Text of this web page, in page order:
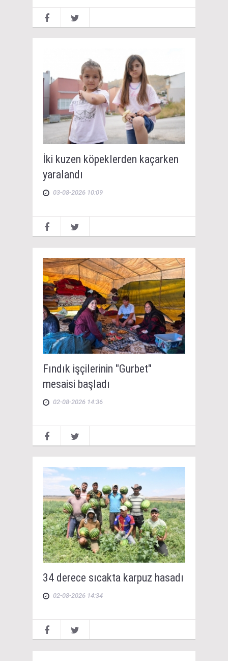
İki kuzen köpeklerden kaçarken
yaralandı
03-08-2026 10:09
Fındık işçilerinin "Gurbet"
mesaisi başladı
02-08-2026 14:36
34 derece sıcakta karpuz hasadı
02-08-2026 14:34